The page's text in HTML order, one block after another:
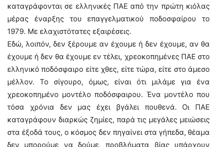
καταγράφονται σε ελληνικές ΠΑΕ από την πρώτη κιόλας
μέρας έναρξης του επαγγελματικού ποδοσφαίρου το
1979. Με ελαχιστότατες εξαιρέσεις.
Εδώ, λοιπόν, δεν ξέρουμε αν έχουμε ή δεν έχουμε, αν θα
έχουμε ή δεν θα έχουμε εν τέλει, χρεοκοπημένες ΠΑΕ στο
ελληνικό ποδόσφαιρο είτε χθες, είτε τώρα, είτε στο άμεσο
μέλλον. Το σίγουρο, όμως, είναι ότι μιλάμε για ένα
χρεοκοπημένο μοντέλο ποδόσφαιρου. Ένα μοντέλο που
τόσα χρόνια δεν μας έχει βγάλει πουθενά. Οι ΠΑΕ
καταγράφουν διαρκώς ζημίες, παρά τις μεγάλες μειώσεις
στα έξοδά τους, ο κόσμος δεν πηγαίνει στα γήπεδα, θέαμα
δεν μπορούμε να δούμε, προβλήματα βίας υπάρχουν